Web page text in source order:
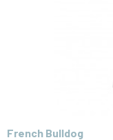
French Bulldog